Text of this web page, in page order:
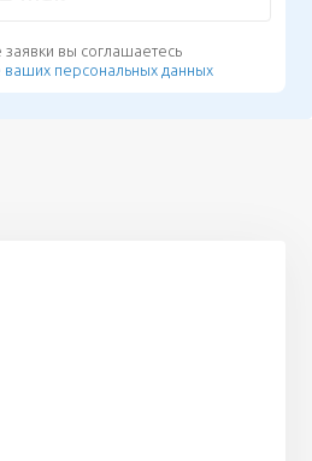
заявки вы соглашаетесь
ваших персональных данных